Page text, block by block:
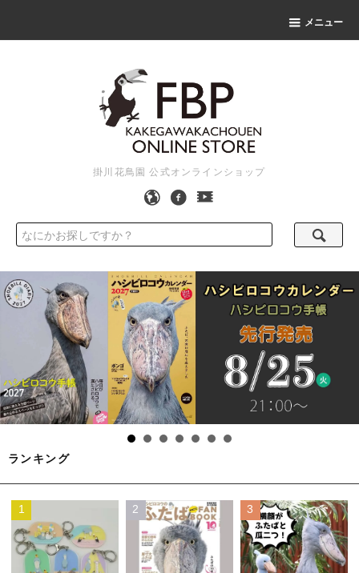
メニュー
掛川花鳥園 公式オンラインショップ
ランキング
1 2 3